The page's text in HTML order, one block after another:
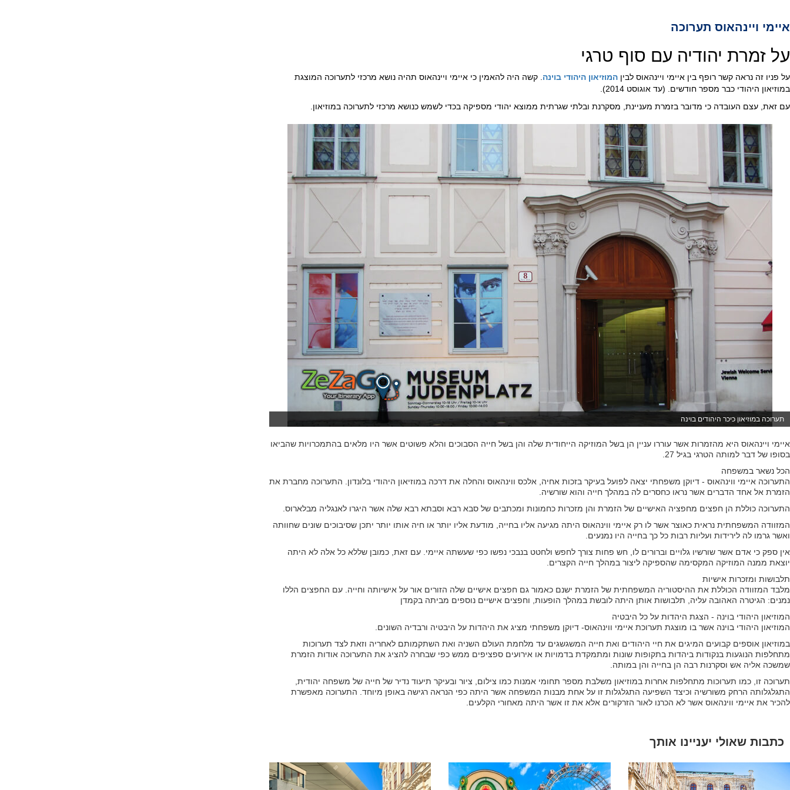
איימי ויינהאוס תערוכה
על זמרת יהודיה עם סוף טרגי
על פניו זה נראה קשר רופף בין איימי ויינהאוס לבין המוזיאון היהודי בוינה . קשה היה להאמין כי איימי ויינהאוס תהיה נושא מרכזי לתערוכה המוצגת
במוזיאון היהודי כבר מספר חודשים. (עד אוגוסט 2014).
עם זאת, עצם העובדה כי מדובר בזמרת מעניינת, מסקרנת ובלתי שגרתית ממוצא יהודי מספיקה בכדי לשמש כנושא מרכזי לתערוכה במוזיאון.
תערוכה במוזיאון כיכר היהודים בוינה
איימי ויינהאוס היא מהזמרות אשר עוררו עניין הן בשל המוזיקה הייחודית שלה והן בשל חייה הסבוכים והלא פשוטים אשר היו מלאים בהתמכרויות שהביאו
בסופו של דבר למותה הטרגי בגיל 27.
הכל נשאר במשפחה
התערוכה איימי ווינהאוס - דיוקן משפחתי יצאה לפועל בעיקר בזכות אחיה, אלכס ווינהאוס והחלה את דרכה במוזיאון היהודי בלונדון. התערוכה מחברת את
הזמרת אל אחד הדברים אשר נראו כחסרים לה במהלך חייה והוא שורשיה.
התערוכה כוללת הן חפצים מחפציה האישיים של הזמרת והן מזכרות כחמונות ומכתבים של סבא רבא וסבתא רבא שלה אשר היגרו לאנגליה מבלארוס.
המזוודה המשפחתית נראית כאוצר אשר לו רק איימי ווינהאוס היתה מגיעה אליו בחייה, מודעת אליו יותר או חיה אותו יותר יתכן שסיבוכים שונים שחוותה
ואשר גרמו לה לירידות ועליות רבות כל כך בחייה היו נמנעים.
אין ספק כי אדם אשר שורשיו גלויים וברורים לו, חש פחות צורך לחפש ולחטט בנבכי נפשו כפי שעשתה איימי. עם זאת, כמובן שללא כל אלה לא היתה
יוצאת ממנה המוזיקה המקסימה שהספיקה ליצור במהלך חייה הקצרים.
תלבושות ומזכרות אישיות
מלבד המזוודה הכוללת את ההיסטוריה המשפחתית של הזמרת ישנם כאמור גם חפצים אישיים שלה הזורים אור על אישיותה וחייה. עם החפצים הללו
נמנים: הגיטרה האהובה עליה, תלבושות אותן היתה לובשת במהלך הופעות, וחפצים אישיים נוספים מביתה בקמדן
המוזיאון היהודי בוינה - הצגת היהדות על כל היבטיה
המוזיאון היהודי בוינה אשר בו מוצגת תערוכת איימי ווינהאוס- דיוקן משפחתי מציג את היהדות על היבטיה ורבדיה השונים.
במוזיאון אוספים קבועים המיגים את חיי היהודים ואת חייה המשגשגים עד מלחמת העולם השניה ואת השתקמותם לאחריה וזאת לצד תערוכות
מתחלפות הנוגעות בנקודות ביהדות בתקופות שונות ומתמקדת בדמויות או אירועים ספציפים ממש כפי שבחרה להציג את התערוכה אודות הזמרת
שמשכה אליה אש וסקרנות רבה הן בחייה והן במותה.
תערוכה זו, כמו תערוכות מתחלפות אחרות במוזיאון משלבת מספר תחומי אמנות כמו צילום, ציור ובעיקר תיעוד נדיר של חייה של משפחה יהודית,
התגלגלותה הרחק משורשיה וכיצד השפיעה התגלגלות זו על אחת מבנות המשפחה אשר היתה כפי הנראה רגישה באופן מיוחד. התערוכה מאפשרת
להכיר את איימי ווינהאוס אשר לא הכרנו לאור הזרקורים אלא את זו אשר היתה מאחורי הקלעים.
כתבות שאולי יעניינו אותך